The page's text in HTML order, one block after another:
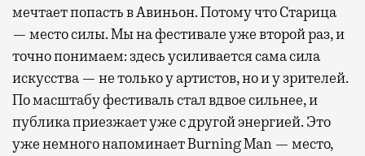
мечтает попасть в Авиньон. Потому что Старица
— место силы. Мы на фестивале уже второй раз, и
точно понимаем: здесь усиливается сама сила
искусства — не только у артистов, но и у зрителей.
По масштабу фестиваль стал вдвое сильнее, и
публика приезжает уже с другой энергией. Это
уже немного напоминает Burning Man — место,